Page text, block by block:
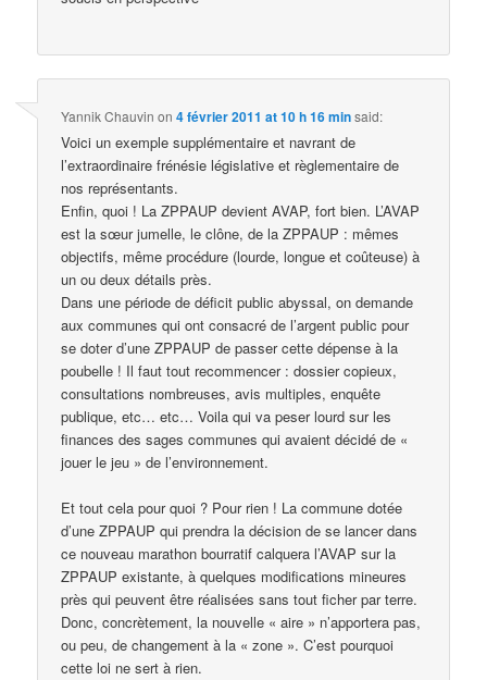
Yannik Chauvin on4 février 2011 at 10 h 16 minsaid:
Voici un exemple supplémentaire et navrant de
l’extraordinaire frénésie législative et règlementaire de
nos représentants.
Enfin, quoi ! La ZPPAUP devient AVAP, fort bien. L’AVAP
est la sœur jumelle, le clône, de la ZPPAUP : mêmes
objectifs, même procédure (lourde, longue et coûteuse) à
un ou deux détails près.
Dans une période de déficit public abyssal, on demande
aux communes qui ont consacré de l’argent public pour
se doter d’une ZPPAUP de passer cette dépense à la
poubelle ! Il faut tout recommencer : dossier copieux,
consultations nombreuses, avis multiples, enquête
publique, etc… etc… Voila qui va peser lourd sur les
finances des sages communes qui avaient décidé de «
jouer le jeu » de l’environnement.
Et tout cela pour quoi ? Pour rien ! La commune dotée
d’une ZPPAUP qui prendra la décision de se lancer dans
ce nouveau marathon bourratif calquera l’AVAP sur la
ZPPAUP existante, à quelques modifications mineures
près qui peuvent être réalisées sans tout ficher par terre.
Donc, concrètement, la nouvelle « aire » n’apportera pas,
ou peu, de changement à la « zone ». C’est pourquoi
cette loi ne sert à rien.